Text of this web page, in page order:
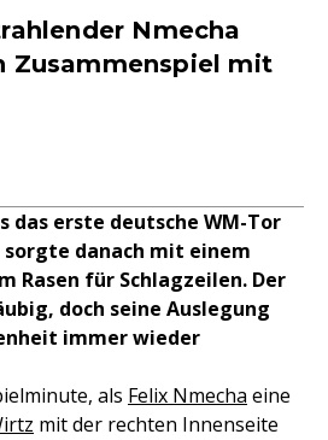
Nmecha
Zusammenspiel mit
das erste deutsche WM-Tor
sorgte danach mit einem
Rasen für Schlagzeilen. Der
doch seine Auslegung
immer wieder
als Felix Nmecha eine
mit der rechten Innenseite